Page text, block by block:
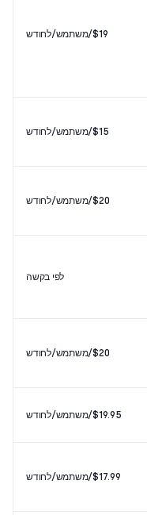
לפי בקשה
$19.95/משתמש/לחודש
$17.99/משתמש/לחודש